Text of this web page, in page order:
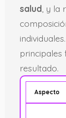
salud , y
resultado.
Aspecto